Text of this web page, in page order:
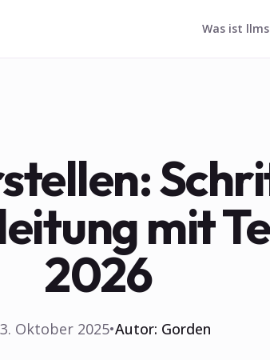
Was ist
mit
2026
Oktober 2025•Autor: Gorden